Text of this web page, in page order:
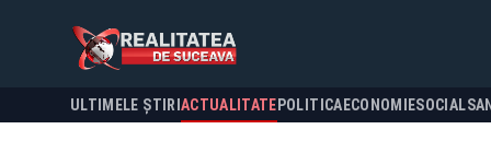
ULTIMELE ȘTIRI ACTUALITATE POLITICA ECONOMIESOCIAL